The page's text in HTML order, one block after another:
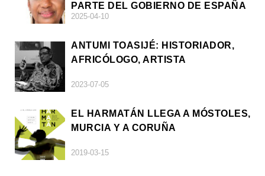
PARTE DEL GOBIERNO DE ESPAÑA
2025-04-10
ANTUMI TOASIJÉ: HISTORIADOR,
AFRICÓLOGO, ARTISTA
2023-07-05
EL HARMATÁN LLEGA A MÓSTOLES,
MURCIA Y A CORUÑA
2019-03-15